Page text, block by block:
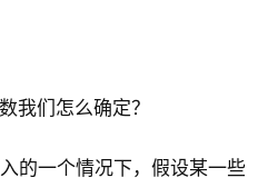
我们怎么确定？
的一个情况下，假设某一些